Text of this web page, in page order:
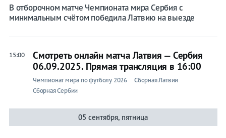
В отборочном матче Чемпионата мира Сербия с
минимальным счётом победила Латвию на выезде
15:00
Смотреть онлайн матча Латвия — Сербия
06.09.2025. Прямая трансляция в 16:00
Чемпионат мира по футболу 2026
Сборная Латвии
Сборная Сербии
05 сентября, пятница